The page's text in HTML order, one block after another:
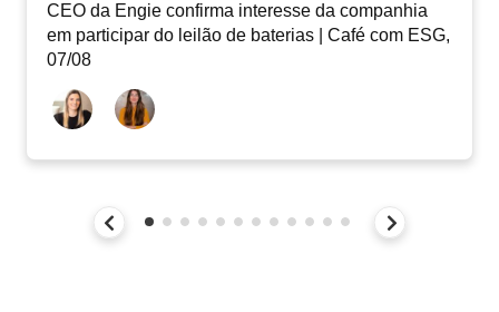
CEO da Engie confirma interesse da companhia
em participar do leilão de baterias | Café com ESG,
07/08